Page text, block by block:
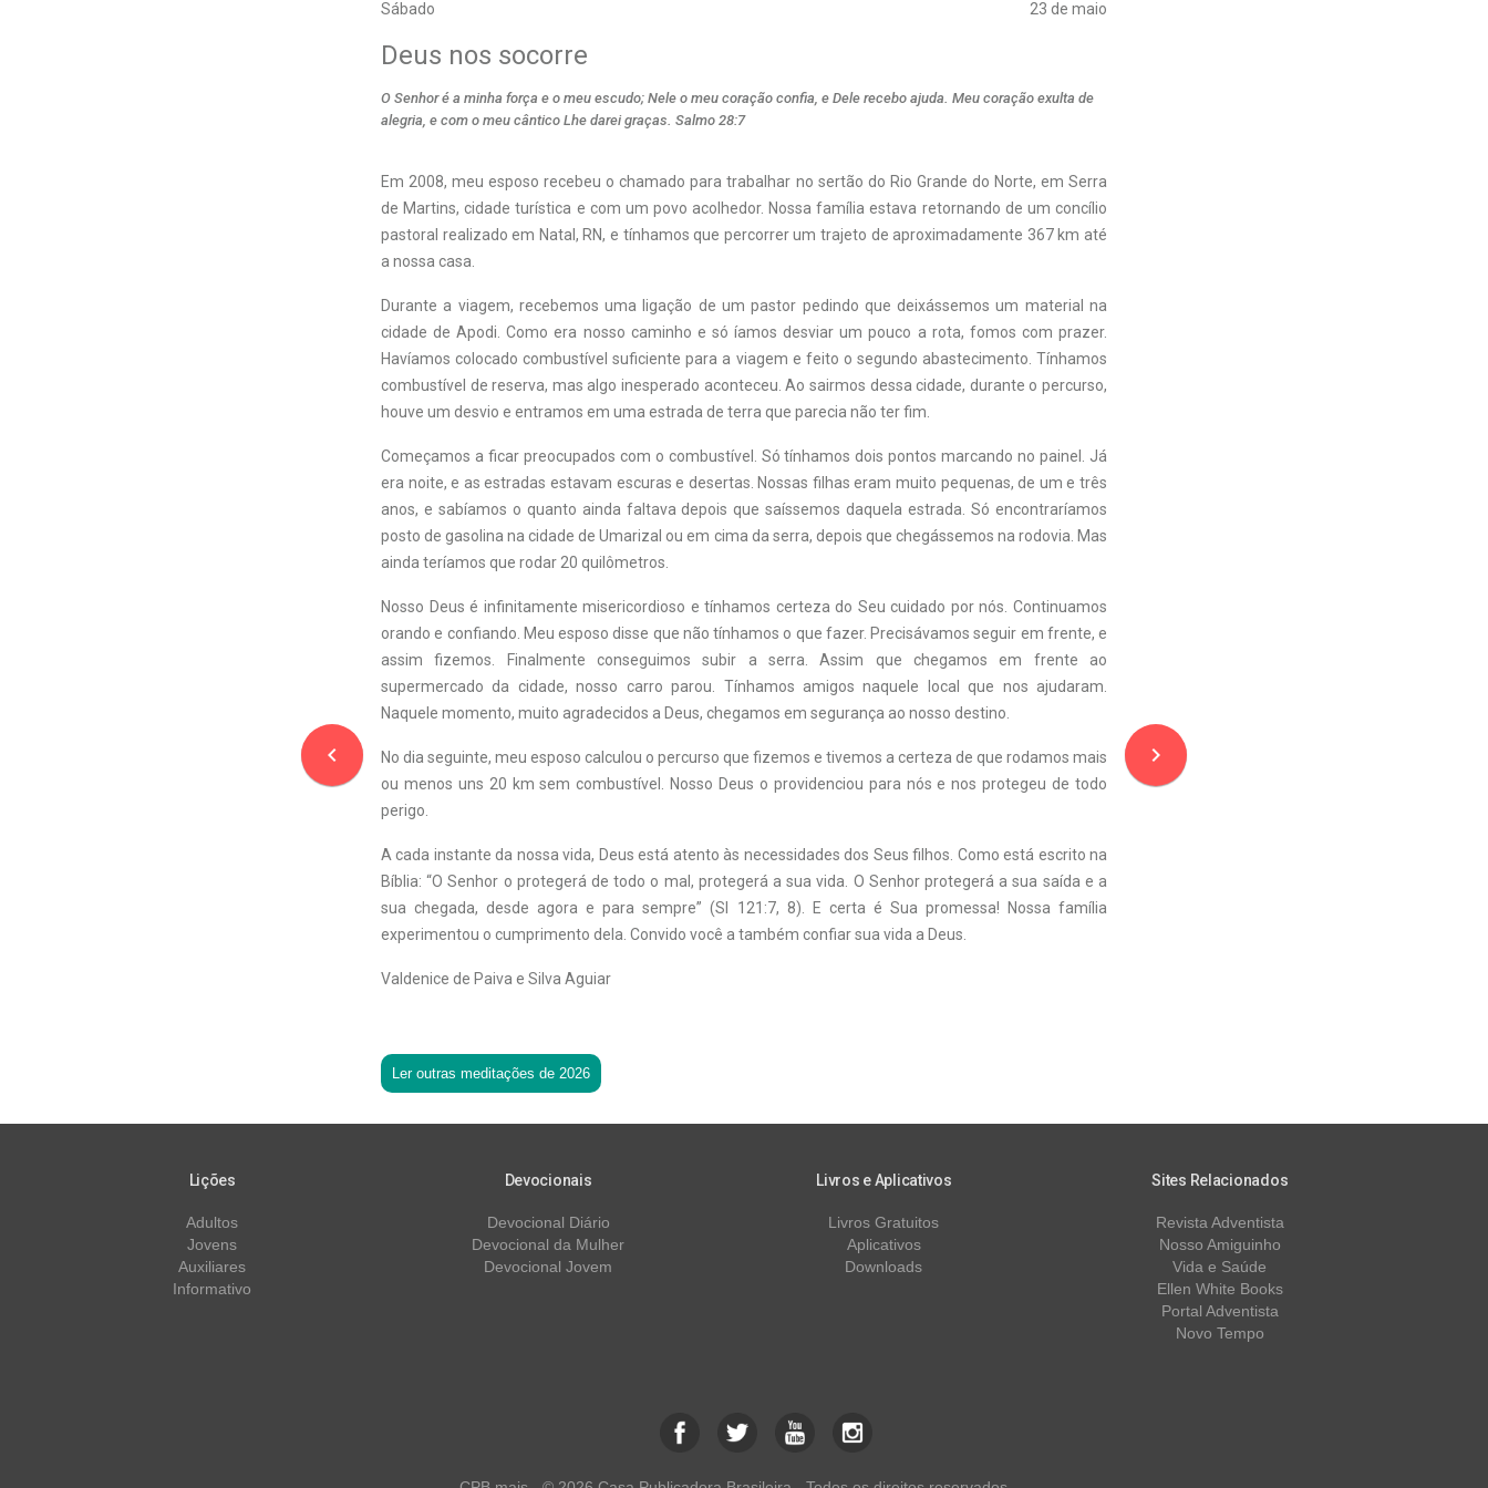
Sábado 23 de maio
navigate_before
Deus nos socorre
O Senhor é a minha força e o meu escudo; Nele o meu coração confia, e Dele recebo ajuda. Meu coração exulta de
alegria, e com o meu cântico Lhe darei graças. Salmo 28:7
Em 2008, meu esposo recebeu o chamado para trabalhar no sertão do Rio Grande do Norte, em Serra
de Martins, cidade turística e com um povo acolhedor. Nossa família estava retornando de um concílio
pastoral realizado em Natal, RN, e tínhamos que percorrer um trajeto de aproximadamente 367 km até
a nossa casa.
Durante a viagem, recebemos uma ligação de um pastor pedindo que deixássemos um material na
cidade de Apodi. Como era nosso caminho e só íamos desviar um pouco a rota, fomos com prazer.
Havíamos colocado combustível suficiente para a viagem e feito o segundo abastecimento. Tínhamos
combustível de reserva, mas algo inesperado aconteceu. Ao sairmos dessa cidade, durante o percurso,
houve um desvio e entramos em uma estrada de terra que parecia não ter fim.
Começamos a ficar preocupados com o combustível. Só tínhamos dois pontos marcando no painel. Já
era noite, e as estradas estavam escuras e desertas. Nossas filhas eram muito pequenas, de um e três
anos, e sabíamos o quanto ainda faltava depois que saíssemos daquela estrada. Só encontraríamos
posto de gasolina na cidade de Umarizal ou em cima da serra, depois que chegássemos na rodovia. Mas
ainda teríamos que rodar 20 quilômetros.
Nosso Deus é infinitamente misericordioso e tínhamos certeza do Seu cuidado por nós. Continuamos
orando e confiando. Meu esposo disse que não tínhamos o que fazer. Precisávamos seguir em frente, e
assim fizemos. Finalmente conseguimos subir a serra. Assim que chegamos em frente ao
supermercado da cidade, nosso carro parou. Tínhamos amigos naquele local que nos ajudaram.
Naquele momento, muito agradecidos a Deus, chegamos em segurança ao nosso destino.
No dia seguinte, meu esposo calculou o percurso que fizemos e tivemos a certeza de que rodamos mais
ou menos uns 20 km sem combustível. Nosso Deus o providenciou para nós e nos protegeu de todo
perigo.
A cada instante da nossa vida, Deus está atento às necessidades dos Seus filhos. Como está escrito na
Bíblia: “O Senhor o protegerá de todo o mal, protegerá a sua vida. O Senhor protegerá a sua saída e a
sua chegada, desde agora e para sempre” (Sl 121:7, 8). E certa é Sua promessa! Nossa família
experimentou o cumprimento dela. Convido você a também confiar sua vida a Deus.
Valdenice de Paiva e Silva Aguiar
Ler outras meditações de 2026
navigate_next
Lições
Adultos
Jovens
Auxiliares
Informativo
Devocionais
Devocional Diário
Devocional da Mulher
Devocional Jovem
Livros e Aplicativos
Livros Gratuitos
Aplicativos
Downloads
Sites Relacionados
Revista Adventista
Nosso Amiguinho
Vida e Saúde
Ellen White Books
Portal Adventista
Novo Tempo